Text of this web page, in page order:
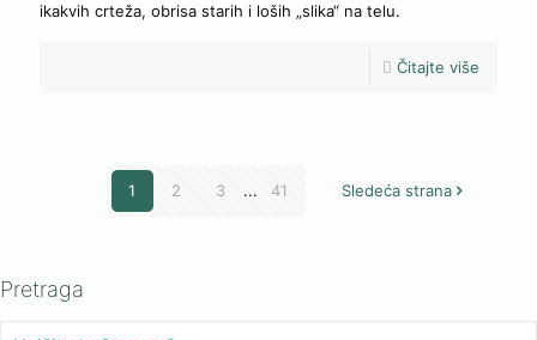
ikakvih crteža, obrisa starih i loših „slika“ na telu.
Čitajte više
1 2 3 ... 41 Sledeća strana
Pretraga